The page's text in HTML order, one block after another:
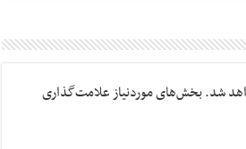
شد.بخش‌های موردنیاز علامت‌گذاری